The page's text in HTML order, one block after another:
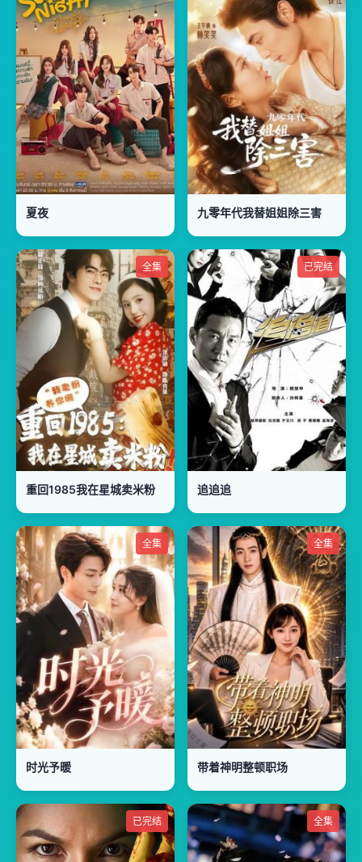
夏夜 九零年代我替姐姐除三害
全集
重回1985我在星城卖米粉
已完结
追追追
全集
时光予暖
全集
带着神明整顿职场
已完结 全集